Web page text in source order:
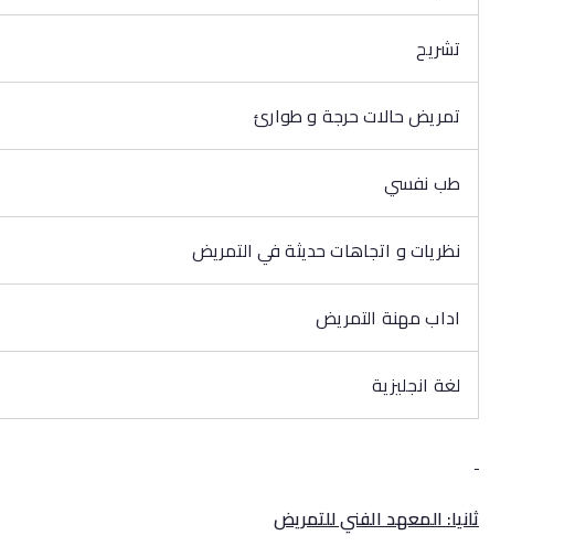
تشريح
تمريض حالات حرجة و طوارئ
طب نفسي
نظريات و اتجاهات حديثة في التمريض
اداب مهنة التمريض
لغة انجليزية
ثانيا: المعهد الفني للتمريض